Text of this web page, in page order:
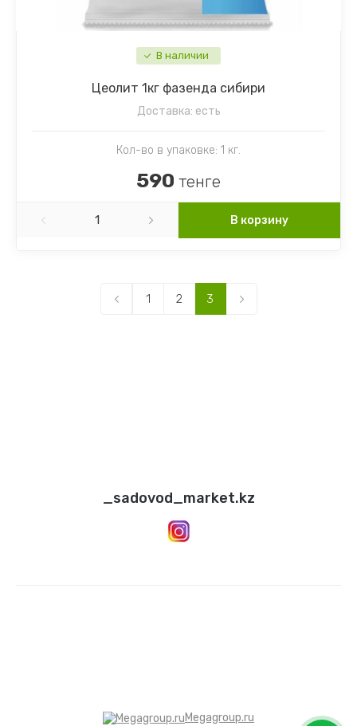
В наличии
Цеолит 1кг фазенда сибири
Доставка: есть
Кол-во в упаковке: 1 кг.
590 тенге
В корзину
1 2 3
_sadovod_market.kz
Megagroup.ru